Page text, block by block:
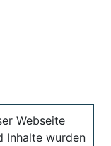
Webseite
Inhalte wurden